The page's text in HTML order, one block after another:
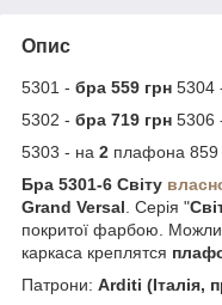
Опис
5301 - бра 559 грн 5304
5302 - бра 719 грн 5306
5303 - на 2 плафона 859
Бра 5301-6 Світу
Grand Versal . Серія "
покритої фарбою.
каркаса креплятся
Патрони: Arditi (Італія,